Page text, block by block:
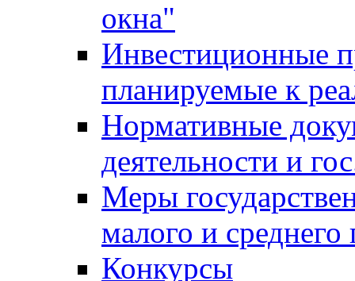
окна"
Инвестиционные
планируемые к
Нормативные
деятельности и
Меры
малого и среднего
Конкурсы